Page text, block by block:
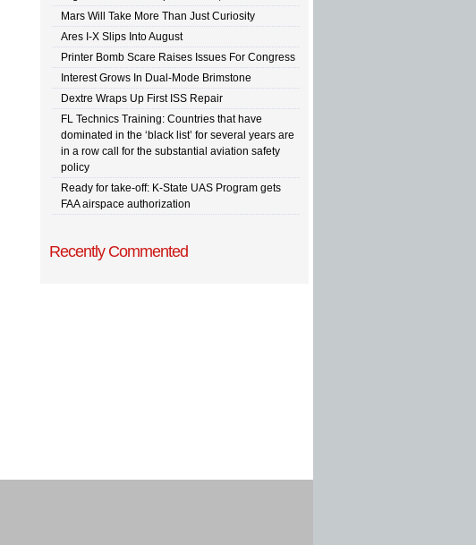
Mars Will Take More Than Just Curiosity
Ares I-X Slips Into August
Printer Bomb Scare Raises Issues For Congress
Interest Grows In Dual-Mode Brimstone
Dextre Wraps Up First ISS Repair
FL Technics Training: Countries that have
dominated in the ‘black list’ for several years are
in a row call for the substantial aviation safety
policy
Ready for take-off: K-State UAS Program gets
FAA airspace authorization
Recently Commented